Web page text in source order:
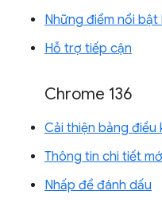
Những điểm nổi bật
Hỗ trợ tiếp cận
Chrome 136
Cải thiện bảng điều
Thông tin chi tiết
Nhấp để đánh dấu